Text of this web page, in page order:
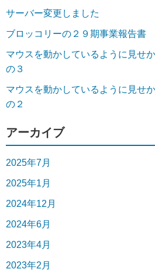
サーバー変更しました
ブロッコリーの２９期事業報告書
マウスを動かしているように見せ
の３
マウスを動かしているように見せ
の２
アーカイブ
2025年7月
2025年1月
2024年12月
2024年6月
2023年4月
2023年2月